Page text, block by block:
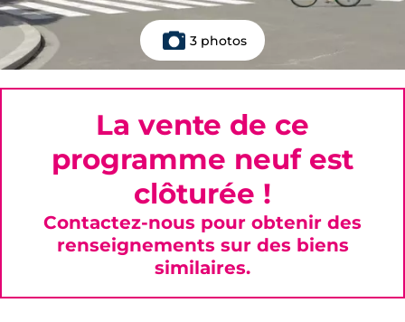
3 photos
La vente de ce
programme neuf est
clôturée !
Contactez-nous pour obtenir des
renseignements sur des biens
similaires.